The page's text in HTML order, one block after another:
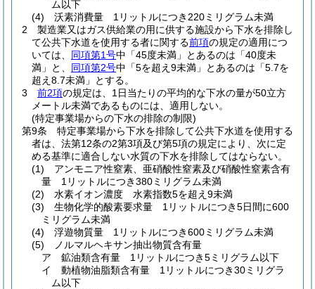
ム以下
(4)
沃素消費量 1リットルにつき220ミリグラム未満
2
製造業又はガス供給業の用に供する施設から下水を排除し
て公共下水道を使用する者に関する前項の規定の適用につ
いては、 同項第1号中「45度未満」とあるのは「40度未
満」と、 同項第2号中「5を超え9未満」とあるのは「5.7を
超え8.7未満」とする。
3
前2項の規定は、1日当たりの平均的な下水の量が50立方
メートル未満であるものには、適用しない。
(特定事業場からの下水の排除の制限)
第9条
特定事業場から下水を排除して公共下水道を使用する
者は、法第12条の2第3項及び第5項の規定により、次に定
める基準に適合しない水質の下水を排除してはならない。
(1)
アンモニア性窒素、亜硝酸性窒素及び硝酸性窒素含有
量 1リットルにつき380ミリグラム未満
(2)
水素イオン濃度 水素指数5を超え9未満
(3)
生物化学的酸素要求量 1リットルにつき5日間に600
ミリグラム未満
(4)
浮遊物質量 1リットルにつき600ミリグラム未満
(5)
ノルマルヘキサン抽出物質含有量
ア
鉱油類含有量 1リットルにつき5ミリグラム以下
イ
動植物油脂類含有量 1リットルにつき30ミリグラ
ム以下